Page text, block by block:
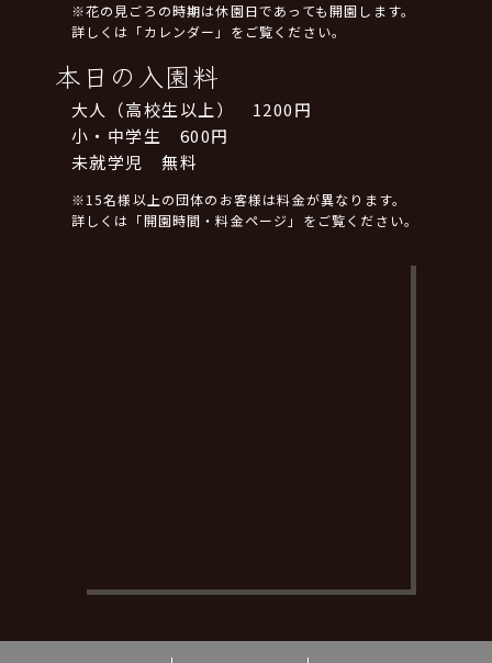
※花の見ごろの時期は休園日であっても開園します。
詳しくは「カレンダー」をご覧ください。
本日の入園料
大人（高校生以上） 1200円
小・中学生 600円
未就学児 無料
※15名様以上の団体のお客様は料金が異なります。
詳しくは「開園時間・料金ページ」をご覧ください。